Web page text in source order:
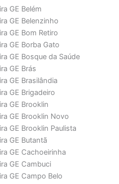
GE Belém
GE Belenzinho
GE Bom Retiro
GE Borba Gato
GE Bosque da Saúde
GE Brás
GE Brasilândia
GE Brigadeiro
GE Brooklin
GE Brooklin Novo
GE Brooklin Paulista
GE Butantã
GE Cachoeirinha
GE Cambuci
GE Campo Belo